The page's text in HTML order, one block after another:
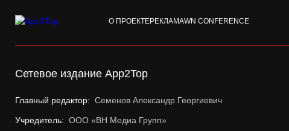
О ПРОЕКТЕРЕКЛАМАWN CONFERENCE
Сетевое издание App2Top
Главный редактор: Семенов Александр Георгиевич
Учредитель: ООО «ВН Медиа Групп»